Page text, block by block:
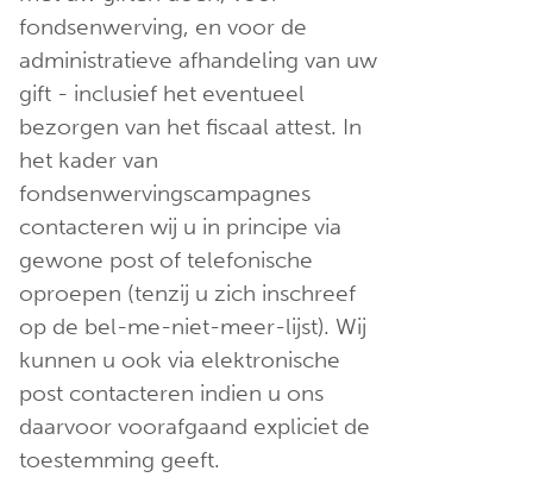
fondsenwerving, en voor de
administratieve afhandeling van uw
gift - inclusief het eventueel
bezorgen van het fiscaal attest. In
het kader van
fondsenwervingscampagnes
contacteren wij u in principe via
gewone post of telefonische
oproepen (tenzij u zich inschreef
op de bel-me-niet-meer-lijst). Wij
kunnen u ook via elektronische
post contacteren indien u ons
daarvoor voorafgaand expliciet de
toestemming geeft.